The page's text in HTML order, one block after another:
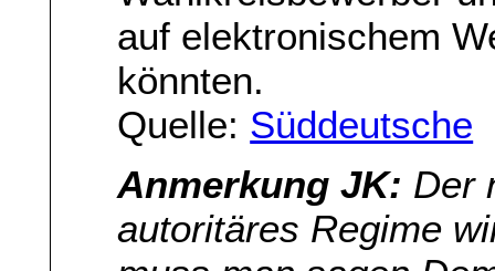
auf elektronischem
könnten.
Quelle: Süddeutsche
Anmerkung JK: Der
autoritäres Regime